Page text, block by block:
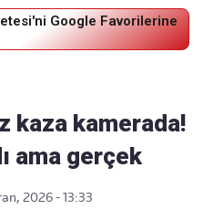
Google Favorilerine
kaza kamerada!
ama gerçek
2026 - 13:33